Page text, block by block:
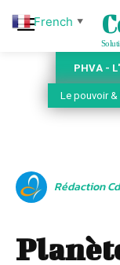
PHVA -
Le pouvoir
Rédaction
French ▼